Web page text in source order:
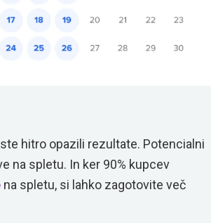
hitro opazili rezultate. Potencialni
na spletu. In ker 90% kupcev
na spletu, si lahko zagotovite več